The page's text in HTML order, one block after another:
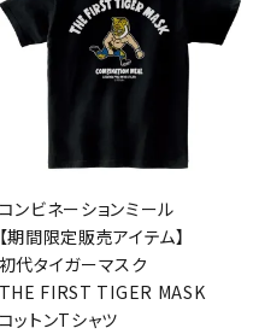
コンビネーションミール
【期間限定販売アイテム】
初代タイガーマスク
THE FIRST TIGER MASK
コットンTシャツ